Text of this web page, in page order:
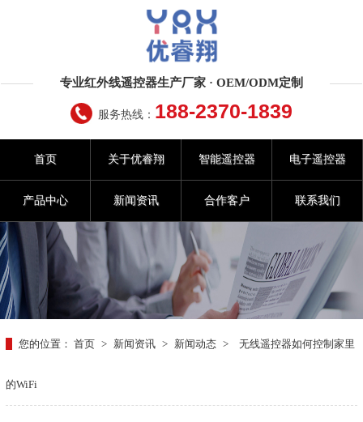
专业红外线遥控器生产厂家 · OEM/ODM定制
服务热线： 188-2370-1839
首页 关于优睿翔 智能遥控器 电子遥控器
产品中心 新闻资讯 合作客户 联系我们
您的位置： 首页 > 新闻资讯 > 新闻动态 > 无线遥控器如何控制家里
的WiFi